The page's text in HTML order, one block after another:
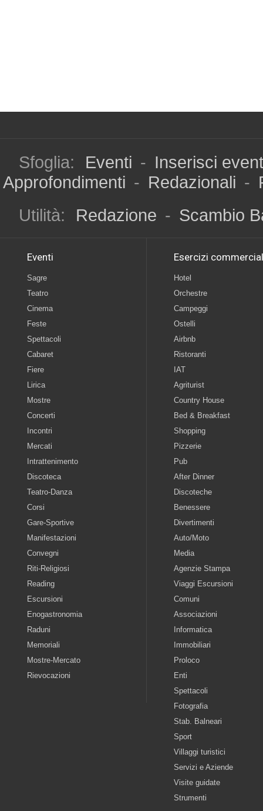
Sfoglia: Eventi - Inserisci
Approfondimenti - Redazionali -
Utilità:
Redazione - Scambio
Eventi
Sagre
Teatro
Cinema
Feste
Spettacoli
Cabaret
Fiere
Lirica
Mostre
Concerti
Incontri
Mercati
Intrattenimento
Discoteca
Teatro-Danza
Corsi
Gare-Sportive
Manifestazioni
Convegni
Riti-Religiosi
Reading
Escursioni
Enogastronomia
Raduni
Memoriali
Mostre-Mercato
Rievocazioni
Esercizi
Hotel
Orchestre
Campeggi
Ostelli
Airbnb
Ristoranti
IAT
Agriturist
Country House
Bed & Breakfast
Shopping
Pizzerie
Pub
After Dinner
Discoteche
Benessere
Divertimenti
Auto/Moto
Media
Agenzie Stampa
Viaggi Escursioni
Comuni
Associazioni
Informatica
Immobiliari
Proloco
Enti
Spettacoli
Fotografia
Stab. Balneari
Sport
Villaggi turistici
Servizi e Aziende
Visite guidate
Strumenti